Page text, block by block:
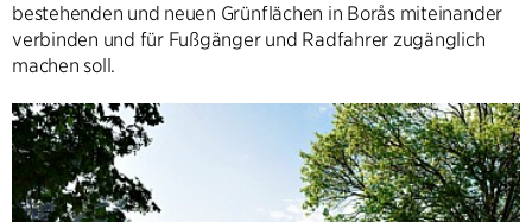
bestehenden und neuen Grünflächen in Borås miteinander
verbinden und für Fußgänger und Radfahrer zugänglich
machen soll.